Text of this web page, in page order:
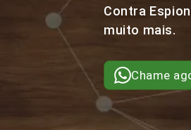
Contra
muito mais.
Chame